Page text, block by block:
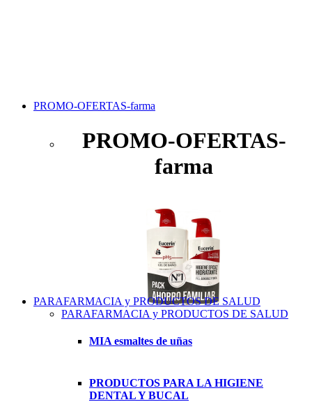
PROMO-OFERTAS-farma
PROMO-OFERTAS-
farma
PARAFARMACIA y PRODUCTOS DE SALUD
PARAFARMACIA y PRODUCTOS DE SALUD
MIA esmaltes de uñas
PRODUCTOS PARA LA HIGIENE
DENTAL Y BUCAL